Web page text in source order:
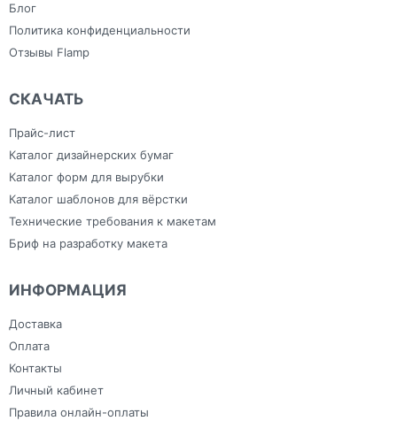
Блог
Политика конфиденциальности
Отзывы Flamp
СКАЧАТЬ
Прайс-лист
Каталог дизайнерских бумаг
Каталог форм для вырубки
Каталог шаблонов для вёрстки
Технические требования к макетам
Бриф на разработку макета
ИНФОРМАЦИЯ
Доставка
Оплата
Контакты
Личный кабинет
Правила онлайн-оплаты